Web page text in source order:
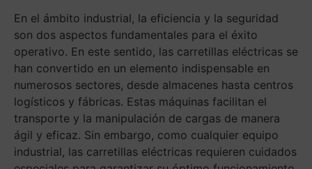
En el ámbito industrial, la eficiencia y la seguridad
son dos aspectos fundamentales para el éxito
operativo. En este sentido, las carretillas eléctricas se
han convertido en un elemento indispensable en
numerosos sectores, desde almacenes hasta centros
logísticos y fábricas. Estas máquinas facilitan el
transporte y la manipulación de cargas de manera
ágil y eficaz. Sin embargo, como cualquier equipo
industrial, las carretillas eléctricas requieren cuidados